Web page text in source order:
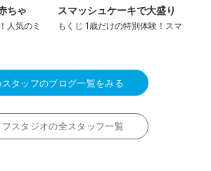
ちゃ
人気のミ
スマッシュケーキで大盛り
もくじ 1歳だけの特別体験！スマ
スタッフのブログ一覧をみる
フスタジオの全スタッフ一覧